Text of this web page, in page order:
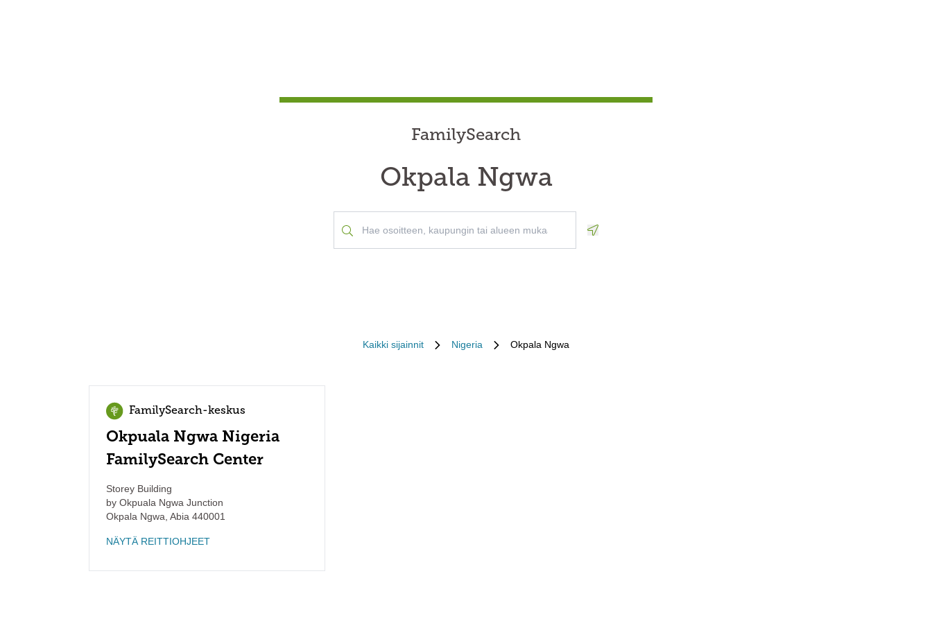
FamilySearch
Okpala Ngwa
Kaikki sijainnit Nigeria Okpala Ngwa
FamilySearch-keskus
Okpuala Ngwa Nigeria
FamilySearch Center
Storey Building
by Okpuala Ngwa Junction
Okpala Ngwa Abia 440001
NÄYTÄ REITTIOHJEET